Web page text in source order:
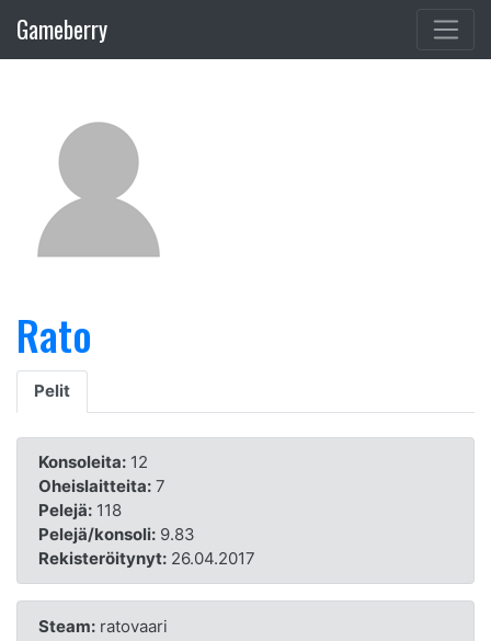
Gameberry
Rato
Pelit
Konsoleita:12
Oheislaitteita:7
Pelejä:118
Pelejä/konsoli:9.83
Rekisteröitynyt:26.04.2017
Steam:ratovaari